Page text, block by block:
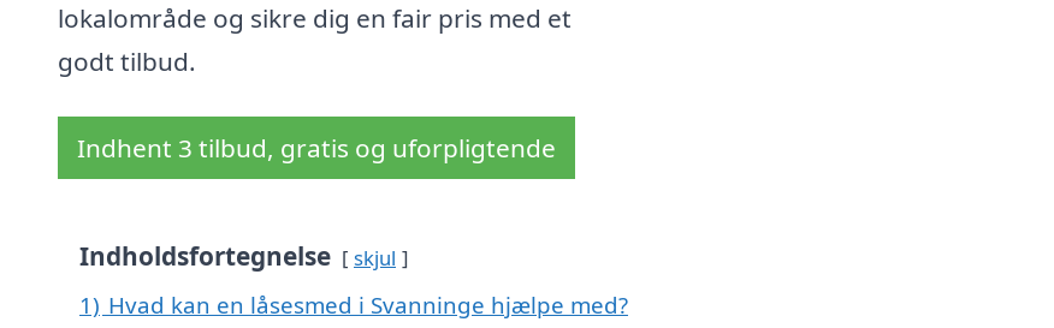
lokalområde og sikre dig en fair pris med et
godt tilbud.
Indhent 3 tilbud, gratis og uforpligtende
Indholdsfortegnelse skjul
1) Hvad kan en låsesmed i Svanninge hjælpe med?